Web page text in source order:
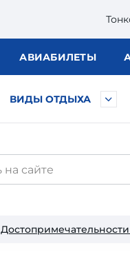
АВИАБИЛЕТЫ
ВИДЫ ОТДЫХА